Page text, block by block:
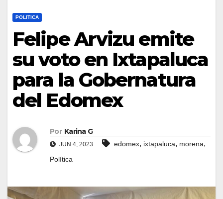
POLITICA
Felipe Arvizu emite
su voto en Ixtapaluca
para la Gobernatura
del Edomex
Por Karina G
JUN 4, 2023 edomex, ixtapaluca, morena,
Política